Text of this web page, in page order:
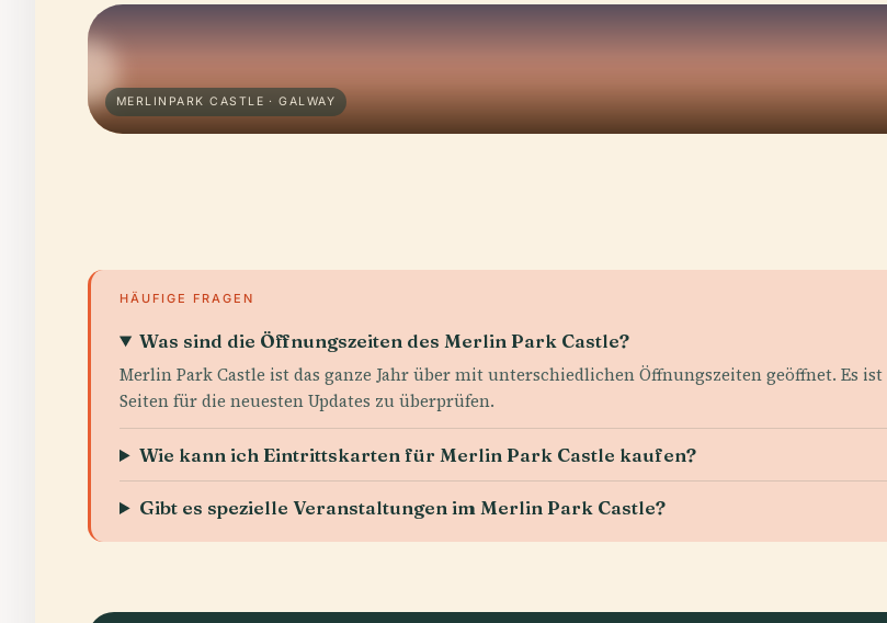
MERLINPARK CASTLE · GALWAY
HÄUFIGE FRAGEN
Was sind die Öffnungszeiten des Merlin Park Castle?
Merlin Park Castle ist das ganze Jahr über mit unterschiedlichen Öffnungszeiten geöffnet. Es
Seiten für die neuesten Updates zu überprüfen.
Wie kann ich Eintrittskarten für Merlin Park Castle kaufen?
Gibt es spezielle Veranstaltungen im Merlin Park Castle?